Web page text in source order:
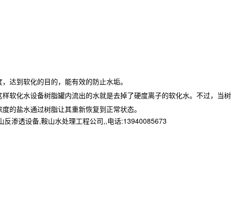
达到软化的目的，能有效的防止水垢。
软化水设备树脂罐内流出的水就是去掉了硬度离子的软化水。不过，当树
的盐水通过树脂让其重新恢复到正常状态。
渗透设备,鞍山水处理工程公司,,电话:13940085673